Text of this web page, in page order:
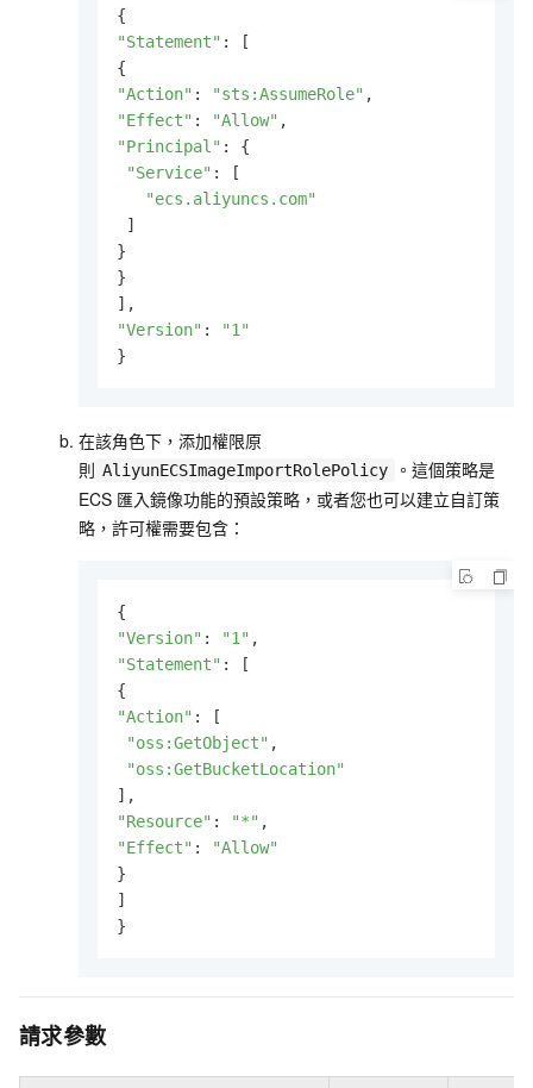
"Statement" : [
"Action" : "sts:AssumeRole"
"Effect" : "Allow"
"Principal" : {
"Service" : [
"ecs.aliyuncs.com"
]
}
}
"Version" :
"1"
}
在該角色下，添加權限原
則 AliyunECSImageImportRolePolicy
。這個策略是
ECS 匯入鏡像功能的預設策略，或者您也可以建立自訂策
略，許可權需要包含：
"Version" : "1"
"Statement" : [
"Action" : [
"oss:GetObject" ,
"oss:GetBucketLocation"
"Resource" : "*"
"Effect" :
"Allow"
}
]
}
請求參數